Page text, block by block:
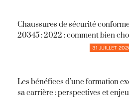
Chaussures de sécurité
20345 : 2022 : comment bien
31 JUILLET
Les bénéfices d’une formation
sa carrière : perspectives et